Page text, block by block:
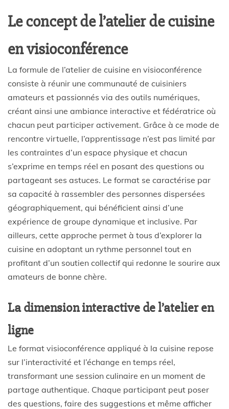
Le concept de l’atelier de cuisine
en visioconférence
La formule de l’atelier de cuisine en visioconférence
consiste à réunir une communauté de cuisiniers
amateurs et passionnés via des outils numériques,
créant ainsi une ambiance interactive et fédératrice où
chacun peut participer activement. Grâce à ce mode de
rencontre virtuelle, l’apprentissage n’est pas limité par
les contraintes d’un espace physique et chacun
s’exprime en temps réel en posant des questions ou
partageant ses astuces. Le format se caractérise par
sa capacité à rassembler des personnes dispersées
géographiquement, qui bénéficient ainsi d’une
expérience de groupe dynamique et inclusive. Par
ailleurs, cette approche permet à tous d’explorer la
cuisine en adoptant un rythme personnel tout en
profitant d’un soutien collectif qui redonne le sourire aux
amateurs de bonne chère.
La dimension interactive de l’atelier en
ligne
Le format visioconférence appliqué à la cuisine repose
sur l’interactivité et l’échange en temps réel,
transformant une session culinaire en un moment de
partage authentique. Chaque participant peut poser
des questions, faire des suggestions et même afficher